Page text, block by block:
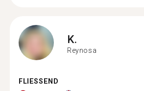
K.
Reynosa
FLIESSEND